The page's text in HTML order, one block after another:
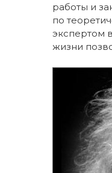
работы и
по
экспертом
жизни